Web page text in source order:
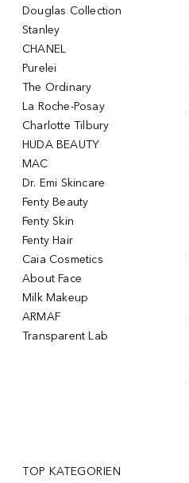
Douglas Collection
Stanley
CHANEL
Purelei
The Ordinary
La Roche-Posay
Charlotte Tilbury
HUDA BEAUTY
MAC
Dr. Emi Skincare
Fenty Beauty
Fenty Skin
Fenty Hair
Caia Cosmetics
About Face
Milk Makeup
ARMAF
Transparent Lab
TOP KATEGORIEN